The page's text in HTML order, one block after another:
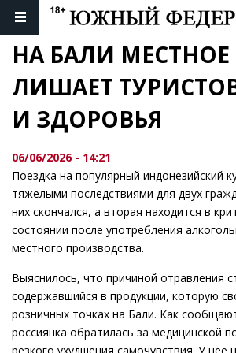
НА БАЛИ
ЛИШАЕТ
И ЗДОРОВЬЯ
06/06/2026 - 14:21
Поездка на популярный индонезийский
тяжелыми последствиями для двух
них скончался, а вторая находится в
состоянии после употребления
местного производства.
Выяснилось, что причиной отравления
содержавшийся в продукции, которую
розничных точках на Бали. Как
россиянка обратилась за медицинской